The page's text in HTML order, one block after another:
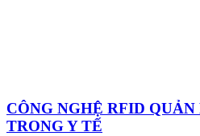
CÔNG NGHỆ RFID
TRONG Y TẾ